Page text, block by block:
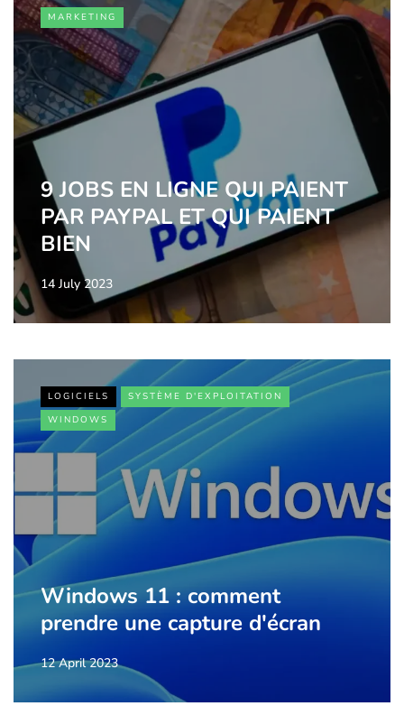
MARKETING
9 JOBS EN LIGNE QUI PAIENT
PAR PAYPAL ET QUI PAIENT
BIEN
14 July 2023
LOGICIELS
SYSTÈME D'EXPLOITATION
WINDOWS
Windows 11 : comment
prendre une capture d'écran
12 April 2023